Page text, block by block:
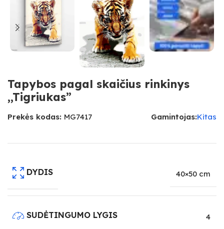
Tapybos pagal skaičius rinkinys
,,Tigriukas”
Prekės kodas: MG7417 Gamintojas:Kitas
DYDIS 40×50 cm
SUDĖTINGUMO LYGIS 4